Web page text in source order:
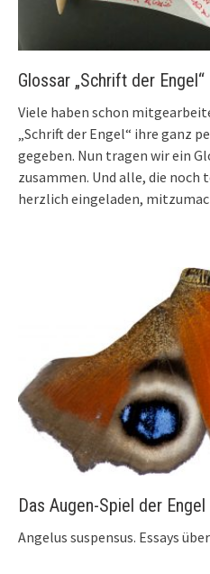
Glossar „Schrift der Engel“
Viele haben schon
„Schrift der Engel“ ihre ganz
gegeben. Nun tragen wir ein
zusammen. Und alle, die
herzlich eingeladen,
Das Augen-Spiel der Engel
Angelus suspensus. Essays